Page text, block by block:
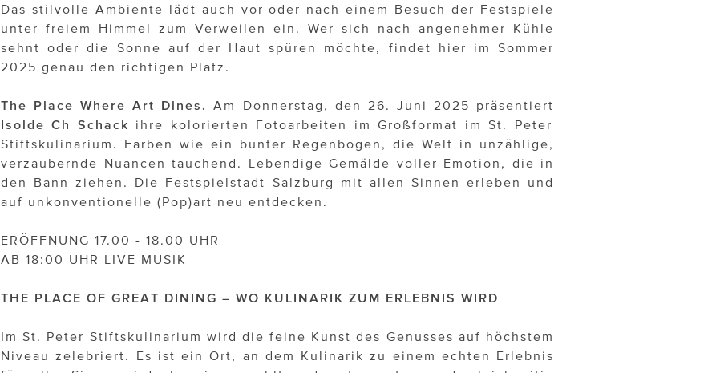
Das stilvolle Ambiente lädt auch vor oder nach einem Besuch der Festspiele
unter freiem Himmel zum Verweilen ein. Wer sich nach angenehmer Kühle
sehnt oder die Sonne auf der Haut spüren möchte, findet hier im Sommer
2025 genau den richtigen Platz.
The Place Where Art Dines.
Am Donnerstag, den 26. Juni 2025 präsentiert
Isolde Ch Schack
ihre kolorierten Fotoarbeiten im Großformat im St. Peter
Stiftskulinarium. Farben wie ein bunter Regenbogen, die Welt in unzählige,
verzaubernde Nuancen tauchend. Lebendige Gemälde voller Emotion, die in
den Bann ziehen. Die Festspielstadt Salzburg mit allen Sinnen erleben und
auf unkonventionelle (Pop)art neu entdecken.
ERÖFFNUNG 17.00 - 18.00 UHR
AB 18:00 UHR LIVE MUSIK
THE PLACE OF GREAT DINING – WO KULINARIK ZUM ERLEBNIS WIRD
Im St. Peter Stiftskulinarium wird die feine Kunst des Genusses auf höchstem
Niveau zelebriert. Es ist ein Ort, an dem Kulinarik zu einem echten Erlebnis